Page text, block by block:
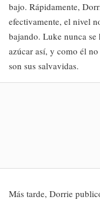
bajo. Rápidamente,
efectivamente, el nivel
bajando. Luke nunca se
azúcar así, y como él
son sus salvavidas.
Más tarde, Dorrie